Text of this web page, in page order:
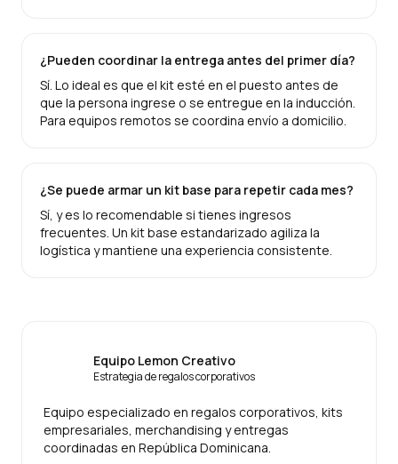
¿Pueden coordinar la entrega antes del primer día?
Sí. Lo ideal es que el kit esté en el puesto antes de
que la persona ingrese o se entregue en la inducción.
Para equipos remotos se coordina envío a domicilio.
¿Se puede armar un kit base para repetir cada mes?
Sí, y es lo recomendable si tienes ingresos
frecuentes. Un kit base estandarizado agiliza la
logística y mantiene una experiencia consistente.
Equipo Lemon Creativo
Estrategia de regalos corporativos
Equipo especializado en regalos corporativos, kits
empresariales, merchandising y entregas
coordinadas en República Dominicana.